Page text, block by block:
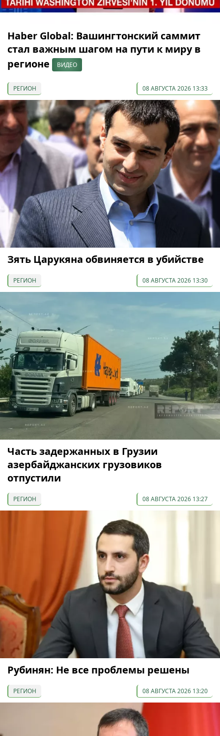
Haber Global: Вашингтонский саммит
стал важным шагом на пути к миру в
регионе
ВИДЕО
РЕГИОН 08 АВГУСТА 2026 13:33
Зять Царукяна обвиняется в убийстве
РЕГИОН 08 АВГУСТА 2026 13:30
Часть задержанных в Грузии
азербайджанских грузовиков
отпустили
РЕГИОН 08 АВГУСТА 2026 13:27
Рубинян: Не все проблемы решены
РЕГИОН 08 АВГУСТА 2026 13:20